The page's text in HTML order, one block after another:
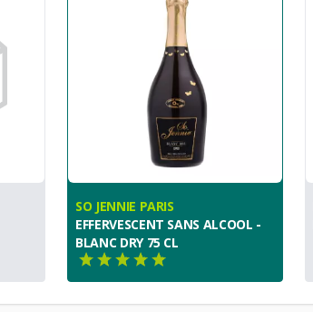
SO JENNIE PARIS
EFFERVESCENT SANS ALCOOL -
BLANC DRY 75 CL